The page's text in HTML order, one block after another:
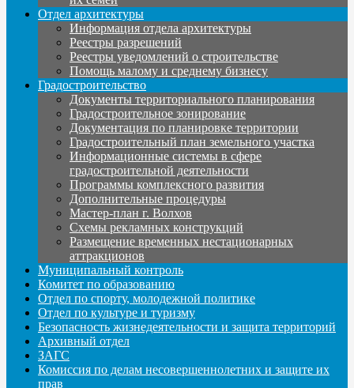
Отдел архитектуры
Информация отдела архитектуры
Реестры разрешений
Реестры уведомлений о строительстве
Помощь малому и среднему бизнесу
Градостроительство
Документы территориального планирования
Градостроительное зонирование
Документация по планировке территории
Градостроительный план земельного участка
Информационные системы в сфере
градостроительной деятельности
Программы комплексного развития
Дополнительные процедуры
Мастер-план г. Волхов
Схемы рекламных конструкций
Размещение временных нестационарных
аттракционов
Муниципальный контроль
Комитет по образованию
Отдел по спорту, молодежной политике
Отдел по культуре и туризму
Безопасность жизнедеятельности и защита территорий
Архивный отдел
ЗАГС
Комиссия по делам несовершеннолетних и защите их
прав